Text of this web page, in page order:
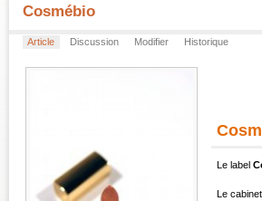
Cosmébio
Article Discussion Modifier Historique
Le label
Le